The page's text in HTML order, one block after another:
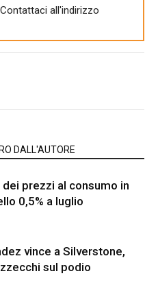
all'indirizzo
DALL'AUTORE
dei prezzi al consumo in
0,5% a luglio
vince a Silverstone,
sul podio